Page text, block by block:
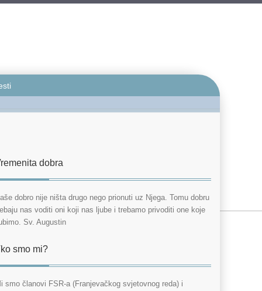
dobra
dobro nije ništa drugo nego prionuti uz Njega. Tomu dobru
nas voditi oni koji nas ljube i trebamo privoditi one koje
Sv. Augustin
smo mi?
smo članovi FSR-a (Franjevačkog svjetovnog reda) i